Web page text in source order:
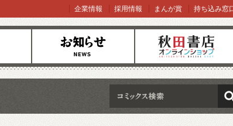
お知らせ オンラインショップ
企業情報 採用情報 まんが賞 持ち込み窓
検